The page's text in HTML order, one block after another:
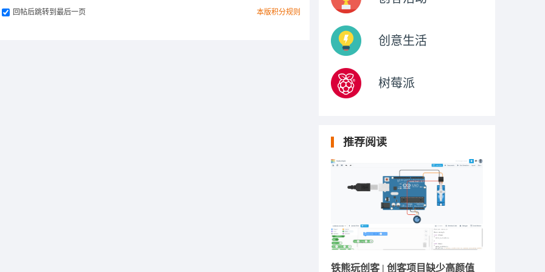
本版积分规则
回帖后跳转到最后一页
创意生活
树莓派
推荐阅读
铁熊玩创客 | 创客项目缺少高颜值